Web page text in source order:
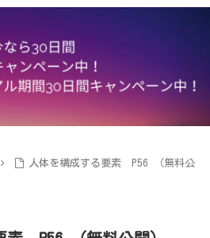
人体を構成する要素 P56 （無料公